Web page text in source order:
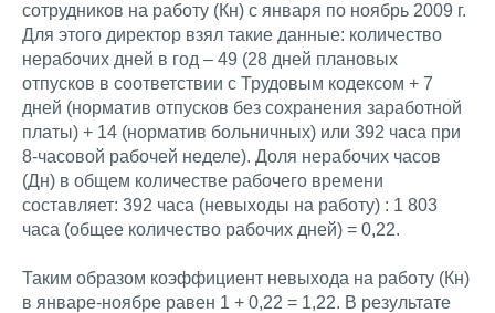
сотрудников на работу (Кн) с января по ноябрь 2009 г.
Для этого директор взял такие данные: количество
нерабочих дней в год – 49 (28 дней плановых
отпусков в соответствии с Трудовым кодексом + 7
дней (норматив отпусков без сохранения заработной
платы) + 14 (норматив больничных) или 392 часа при
8-часовой рабочей неделе). Доля нерабочих часов
(Дн) в общем количестве рабочего времени
составляет: 392 часа (невыходы на работу) : 1 803
часа (общее количество рабочих дней) = 0,22.
Таким образом коэффициент невыхода на работу (Кн)
в январе-ноябре равен 1 + 0,22 = 1,22. В результате